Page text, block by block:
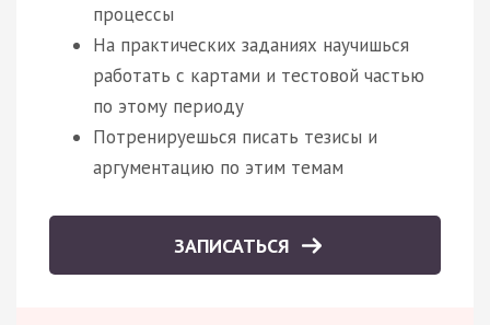
процессы
На практических заданиях научишься
работать с картами и тестовой частью
по этому периоду
Потренируешься писать тезисы и
аргументацию по этим темам
ЗАПИСАТЬСЯ